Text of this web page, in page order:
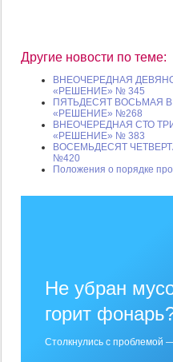
Другие новости по теме:
ВНЕОЧЕРЕДНАЯ
«РЕШЕНИЕ» № 345
ПЯТЬДЕСЯТ ВОСЬМАЯ
«РЕШЕНИЕ» №268
ВНЕОЧЕРЕДНАЯ СТО
«РЕШЕНИЕ» № 383
ВОСЕМЬДЕСЯТ
№420
Положения о порядке
Не убран
горит
Столкнулись с проблемой